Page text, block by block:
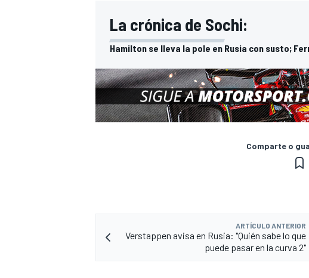
La crónica de Sochi:
Hamilton se lleva la pole en Rusia con susto;
Comparte o
ARTÍCULO ANTERIOR
Verstappen avisa en Rusia: "Quién sabe lo que
puede pasar en la curva 2"